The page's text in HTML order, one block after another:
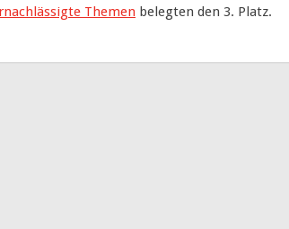
Themen belegten den 3. Platz.